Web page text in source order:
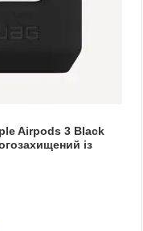
Airpods 3 Black
із